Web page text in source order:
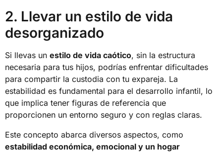
2. Llevar un estilo de vida
desorganizado
Si llevas un estilo de vida caótico, sin la estructura
necesaria para tus hijos, podrías enfrentar dificultades
para compartir la custodia con tu expareja. La
estabilidad es fundamental para el desarrollo infantil, lo
que implica tener figuras de referencia que
proporcionen un entorno seguro y con reglas claras.
Este concepto abarca diversos aspectos, como
estabilidad económica, emocional y un hogar